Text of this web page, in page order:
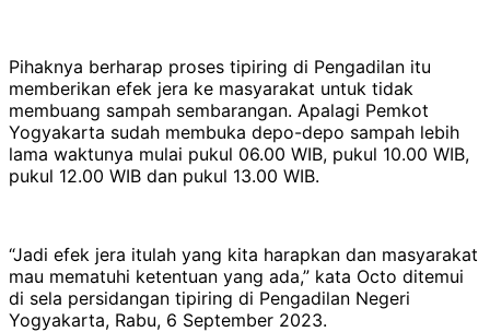
Pihaknya berharap proses tipiring di Pengadilan itu
memberikan efek jera ke masyarakat untuk tidak
membuang sampah sembarangan. Apalagi Pemkot
Yogyakarta sudah membuka depo-depo sampah lebih
lama waktunya mulai pukul 06.00 WIB, pukul 10.00 WIB,
pukul 12.00 WIB dan pukul 13.00 WIB.
“Jadi efek jera itulah yang kita harapkan dan masyarakat
mau mematuhi ketentuan yang ada,” kata Octo ditemui
di sela persidangan tipiring di Pengadilan Negeri
Yogyakarta, Rabu, 6 September 2023.